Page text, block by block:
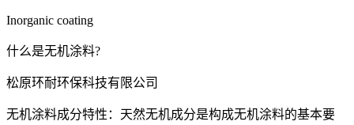
Inorganic coating
什么是无机涂料?
松原环耐环保科技有限公司
无机涂料成分特性：天然无机成分是构成无机涂料的基本要